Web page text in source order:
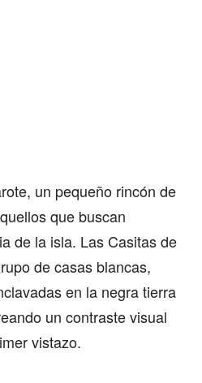
un pequeño rincón de
que buscan
de la isla. Las Casitas de
de casas blancas,
en la negra tierra
un contraste visual
vistazo.